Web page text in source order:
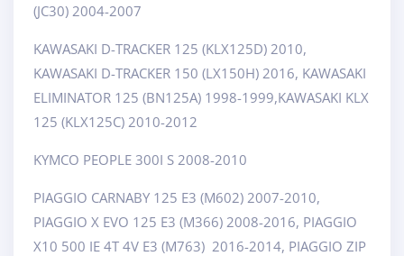
(JC30) 2004-2007
KAWASAKI D-TRACKER 125 (KLX125D) 2010,
KAWASAKI D-TRACKER 150 (LX150H) 2016, KAWASAKI
ELIMINATOR 125 (BN125A) 1998-1999,KAWASAKI KLX
125 (KLX125C) 2010-2012
KYMCO PEOPLE 300I S 2008-2010
PIAGGIO CARNABY 125 E3 (M602) 2007-2010,
PIAGGIO X EVO 125 E3 (M366) 2008-2016, PIAGGIO
X10 500 IE 4T 4V E3 (M763) 2016-2014, PIAGGIO ZIP